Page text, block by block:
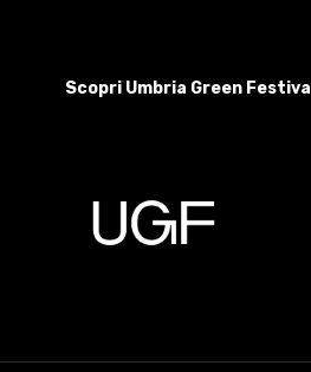
Scopri Umbria Green Festival